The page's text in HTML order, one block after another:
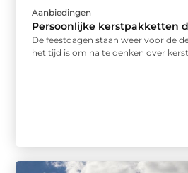
Aanbiedingen
Persoonlijke kerstpakketten
De feestdagen staan weer voor de
het tijd is om na te denken over